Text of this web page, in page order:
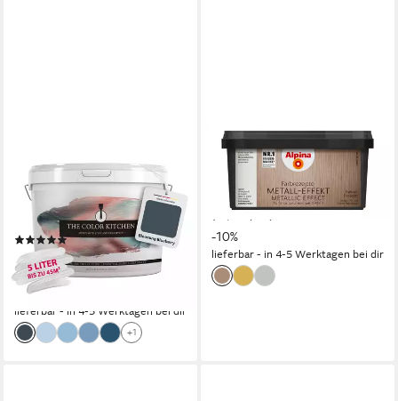
COLOR KITCHEN, seidenmatt,
für Wohnzimmer
Schlafzimmer Flur Küche,
Blautöne (4)
44,55 € UVP59,95 €
(8,91 €/ 1 l)
-26%
lieferbar - in 4-5 Werktagen bei dir
+1
ALPINA
Wandfarbe Farbrezepte
METALL-EFFEKT 1 Liter
12,99 €
14,44 €
-10%
lieferbar - in 4-5 Werktagen bei dir